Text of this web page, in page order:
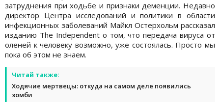
затруднения при ходьбе и признаки деменции. Недавно
директор Центра исследований и политики в области
инфекционных заболеваний Майкл Остерхольм рассказал
изданию The Independent о том, что передача вируса от
оленей к человеку возможно, уже состоялась. Просто мы
пока об этом не знаем.
Читай также:
Ходячие мертвецы: откуда на самом деле появились
зомби